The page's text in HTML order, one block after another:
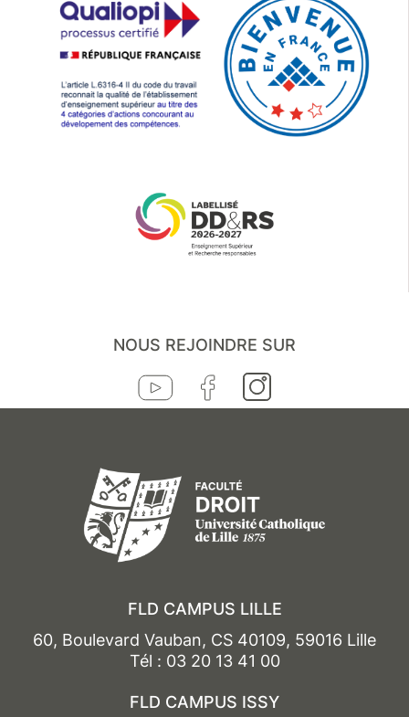
NOUS REJOINDRE SUR
FLD CAMPUS LILLE
60, Boulevard Vauban, CS 40109, 59016 Lille
Tél : 03 20 13 41 00
FLD CAMPUS ISSY